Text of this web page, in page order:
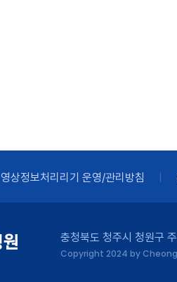
영상정보처리리기 운영/관리방침
충청북도 청주시 청원구
Copyright 2024 by